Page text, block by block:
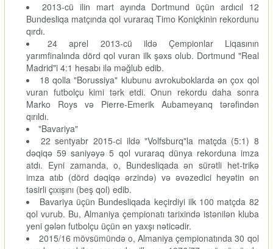
2013-cü ilin mart ayında Dortmund üçün ardıcıl 12
Bundesliqa matçında qol vuraraq Timo Koniçkinin rekordunu
qırdı.
24 aprel 2013-cü ildə Çempionlar Liqasının
yarımfinalında dörd qol vuran ilk şəxs olub. Dortmund "Real
Madrid"i 4:1 hesabı ilə məğlub edib.
18 qolla "Borussiya" klubunu avrokuboklarda ən çox qol
vuran futbolçu kimi tərk etdi. Onun rekordu daha sonra
Marko Roys və Pierre-Emerik Aubameyanq tərəfindən
qırıldı.
"Bavariya"
22 sentyabr 2015-ci ildə "Volfsburq"la matçda (5:1) 8
dəqiqə 59 saniyəyə 5 qol vuraraq dünya rekorduna imza
atdı. Eyni zamanda, o, Bundesliqada ən sürətli het-trikə
imza atıb (dörd dəqiqə ərzində) və əvəzedici heyətin ən
təsirli çıxışını (beş qol) edib.
Bavariya üçün Bundesliqada keçirdiyi ilk 100 matçda 82
qol vurub. Bu, Almaniya çempionatı tarixində istənilən kluba
yeni gələn futbolçu üçün ən yaxşı nəticədir.
2015/16 mövsümündə o, Almaniya çempionatında 30 qol